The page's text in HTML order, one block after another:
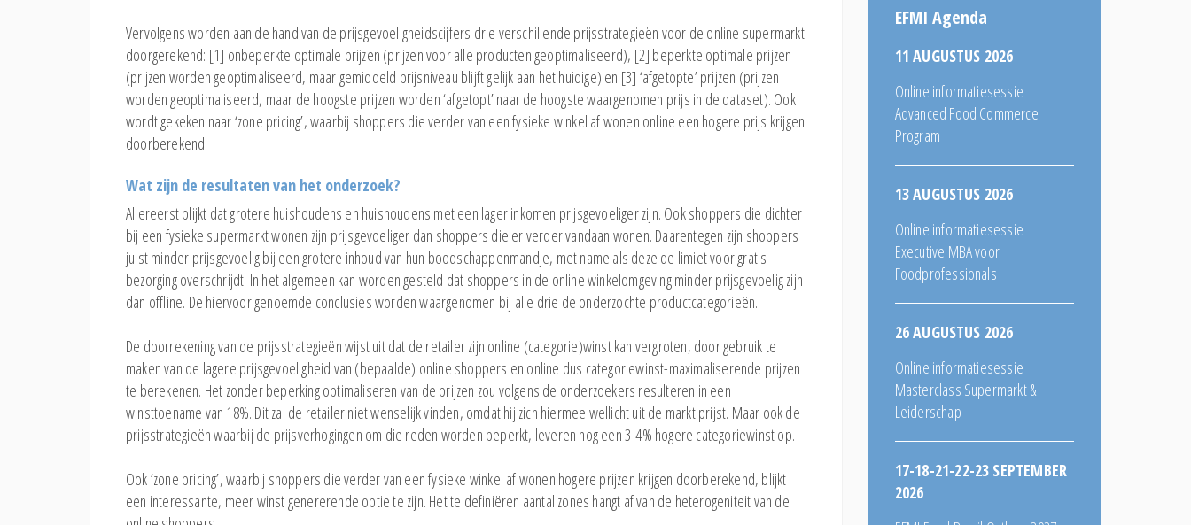
Vervolgens worden aan de hand van de prijsgevoeligheidscijfers drie verschillende prijsstrategieën voor de online supermarkt
doorgerekend: [1] onbeperkte optimale prijzen (prijzen voor alle producten geoptimaliseerd), [2] beperkte optimale prijzen
(prijzen worden geoptimaliseerd, maar gemiddeld prijsniveau blijft gelijk aan het huidige) en [3] ‘afgetopte’ prijzen (prijzen
worden geoptimaliseerd, maar de hoogste prijzen worden ‘afgetopt’ naar de hoogste waargenomen prijs in de dataset). Ook
wordt gekeken naar ‘zone pricing’, waarbij shoppers die verder van een fysieke winkel af wonen online een hogere prijs krijgen
doorberekend.
Wat zijn de resultaten van het onderzoek?
Allereerst blijkt dat grotere huishoudens en huishoudens met een lager inkomen prijsgevoeliger zijn. Ook shoppers die dichter
bij een fysieke supermarkt wonen zijn prijsgevoeliger dan shoppers die er verder vandaan wonen. Daarentegen zijn shoppers
juist minder prijsgevoelig bij een grotere inhoud van hun boodschappenmandje, met name als deze de limiet voor gratis
bezorging overschrijdt. In het algemeen kan worden gesteld dat shoppers in de online winkelomgeving minder prijsgevoelig zijn
dan offline. De hiervoor genoemde conclusies worden waargenomen bij alle drie de onderzochte productcategorieën.
De doorrekening van de prijsstrategieën wijst uit dat de retailer zijn online (categorie)winst kan vergroten, door gebruik te
maken van de lagere prijsgevoeligheid van (bepaalde) online shoppers en online dus categoriewinst-maximaliserende prijzen
te berekenen. Het zonder beperking optimaliseren van de prijzen zou volgens de onderzoekers resulteren in een
winsttoename van 18%. Dit zal de retailer niet wenselijk vinden, omdat hij zich hiermee wellicht uit de markt prijst. Maar ook de
prijsstrategieën waarbij de prijsverhogingen om die reden worden beperkt, leveren nog een 3-4% hogere categoriewinst op.
Ook ‘zone pricing’, waarbij shoppers die verder van een fysieke winkel af wonen hogere prijzen krijgen doorberekend, blijkt
een interessante, meer winst genererende optie te zijn. Het te definiëren aantal zones hangt af van de heterogeniteit van de
EFMI Agenda
11 AUGUSTUS 2026
Online informatiesessie
Advanced Food Commerce
Program
13 AUGUSTUS 2026
Online informatiesessie
Executive MBA voor
Foodprofessionals
26 AUGUSTUS 2026
Online informatiesessie
Masterclass Supermarkt &
Leiderschap
17-18-21-22-23 SEPTEMBER
2026